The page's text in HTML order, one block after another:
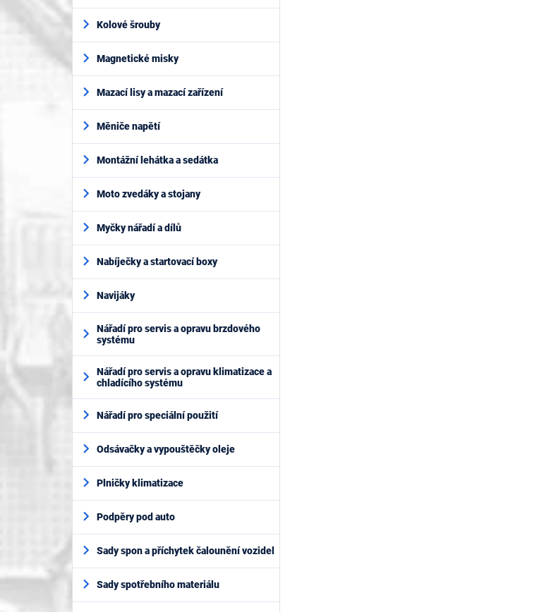
Kolové šrouby
Magnetické misky
Mazací lisy a mazací zařízení
Měniče napětí
Montážní lehátka a sedátka
Moto zvedáky a stojany
Myčky nářadí a dílů
Nabíječky a startovací boxy
Navijáky
Nářadí pro servis a opravu brzdového
systému
Nářadí pro servis a opravu klimatizace a
chladícího systému
Nářadí pro speciální použití
Odsávačky a vypouštěčky oleje
Plničky klimatizace
Podpěry pod auto
Sady spon a příchytek čalounění vozidel
Sady spotřebního materiálu